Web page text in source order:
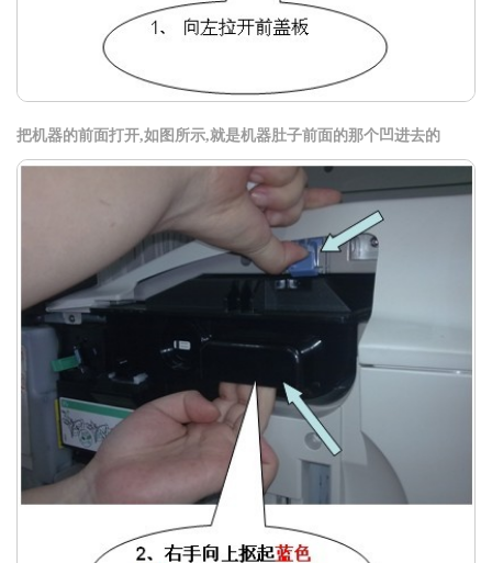
把机器的前面打开,如图所示,就是机器肚子前面的那个凹进去的